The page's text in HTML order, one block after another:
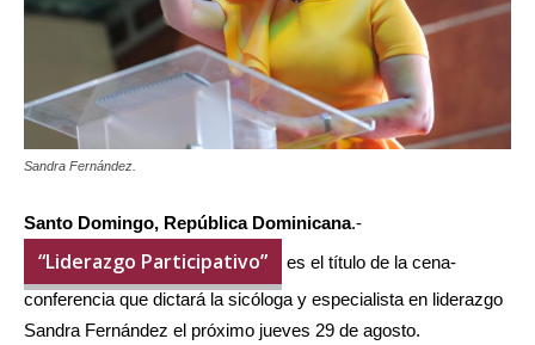
Sandra Fernández.
Santo Domingo, República Dominicana.-
“Liderazgo Participativo”
es el título de la cena-
conferencia que dictará la sicóloga y especialista en liderazgo
Sandra Fernández el próximo jueves 29 de agosto.